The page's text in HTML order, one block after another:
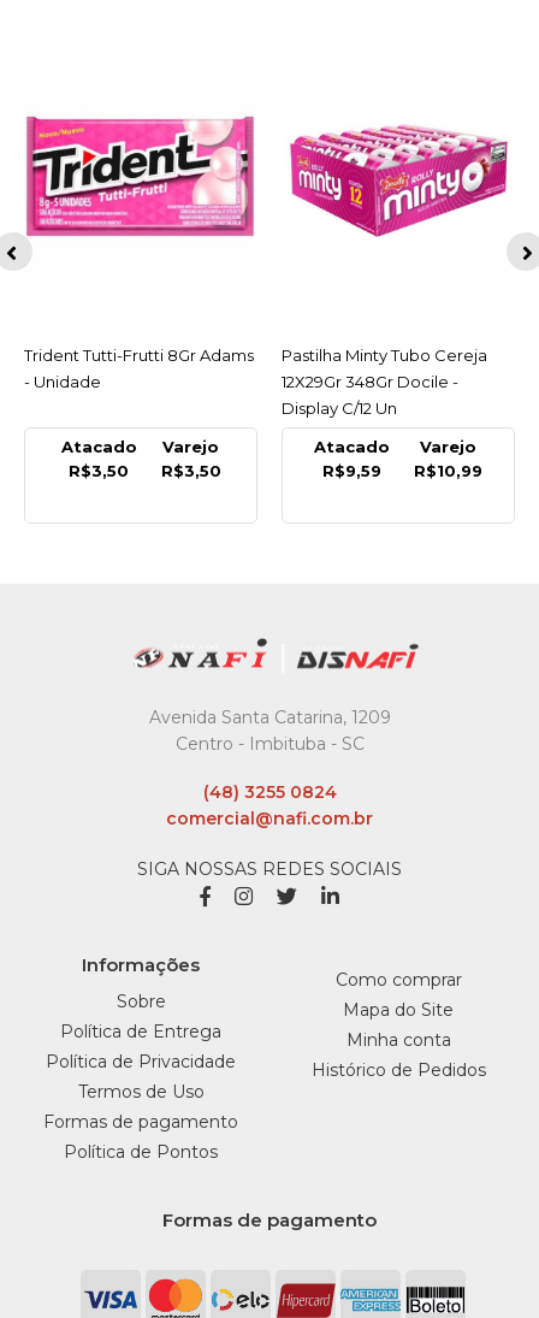
ACESSAR
Trident Tutti-Frutti 8Gr Adams
- Unidade
Atacado
R$3,50
Varejo
R$3,50
ACESSAR
Pastilha Minty Tubo Cereja
12X29Gr 348Gr Docile -
Display C/12 Un
Atacado
R$9,59
Varejo
R$10,99
Avenida Santa Catarina, 1209
Centro - Imbituba - SC
(48) 3255 0824
comercial@nafi.com.br
SIGA NOSSAS REDES SOCIAIS
Informações
Sobre
Política de Entrega
Política de Privacidade
Termos de Uso
Formas de pagamento
Política de Pontos
Como comprar
Mapa do Site
Minha conta
Histórico de Pedidos
Formas de pagamento